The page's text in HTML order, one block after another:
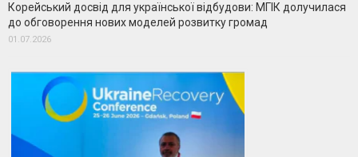
Корейський досвід для української відбудови: МГІК долучилася
до обговорення нових моделей розвитку громад
01.07.2026